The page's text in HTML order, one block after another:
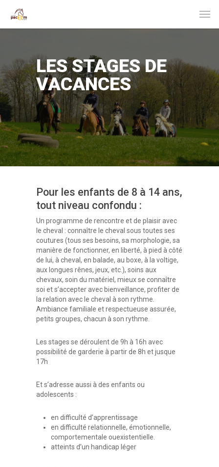
LES STAGES DE
VACANCES
Pour les enfants de 8 à 14 ans,
tout niveau confondu :
Un programme de rencontre et de plaisir avec
le cheval : connaître le cheval sous toutes ses
coutures (tous ses besoins, sa morphologie, sa
manière de fonctionner, en liberté, à pied à côté
de lui, à cheval, en balade, au boxe, à la voltige,
aux longues rênes, jeux, etc.), soins aux
chevaux, soin du matériel, mieux se connaître
soi et s’accepter avec bienveillance, profiter de
la relation avec le cheval à son rythme.
Ambiance familiale et respectueuse assurée,
petits groupes, chacun à son rythme.
Les stages se déroulent de 9h à 16h avec
possibilité de garderie à partir de 8h et jusque
17h
Et s’adresse aussi à des enfants ou
adolescents :
en difficulté d’apprentissage
en difficulté relationnelle, émotionnelle,
comportementale ouexistentielle.
atteints d’un handicap léger